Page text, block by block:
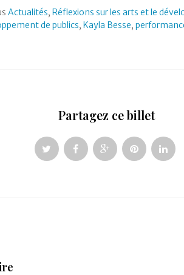
Actualités,Réflexions sur les arts et le
de publics,Kayla Besse,
Partagez ce billet